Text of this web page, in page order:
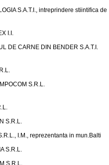
S.A.T.I., intreprindere stiintifica de
I.I.
DE CARNE DIN BENDER S.A.T.I.
S.R.L.
S.R.L.
I.M., reprezentanta in mun.Balti
S.R.L.
S.R.L.